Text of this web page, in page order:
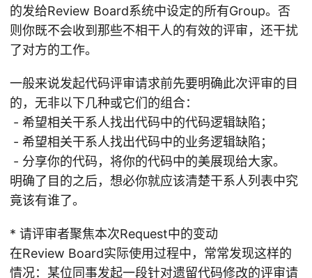
的发给Review Board系统中设定的所有Group。否
则你既不会收到那些不相干人的有效的评审，还干扰
了对方的工作。
一般来说发起代码评审请求前先要明确此次评审的目
的，无非以下几种或它们的组合：
- 希望相关干系人找出代码中的代码逻辑缺陷；
- 希望相关干系人找出代码中的业务逻辑缺陷；
- 分享你的代码，将你的代码中的美展现给大家。
明确了目的之后，想必你就应该清楚干系人列表中究
竟该有谁了。
* 请评审者聚焦本次Request中的变动
在Review Board实际使用过程中，常常发现这样的
情况：某位同事发起一段针对遗留代码修改的评审请